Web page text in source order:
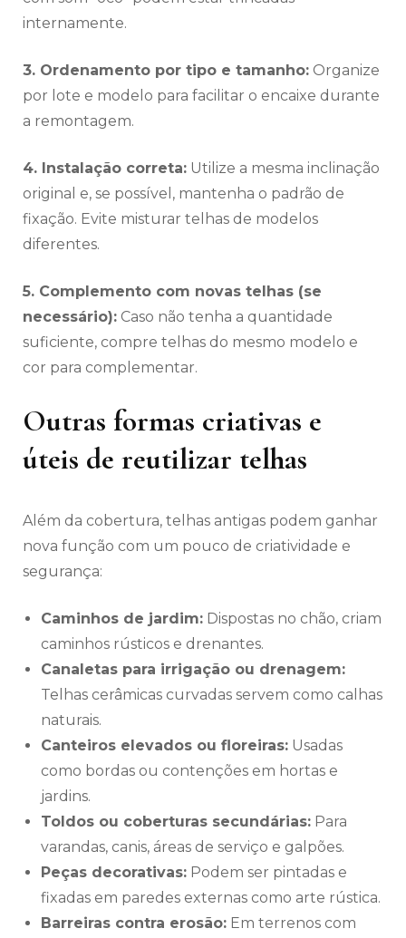
internamente.
3. Ordenamento por tipo e tamanho: Organize
por lote e modelo para facilitar o encaixe durante
a remontagem.
4. Instalação correta: Utilize a mesma inclinação
original e, se possível, mantenha o padrão de
fixação. Evite misturar telhas de modelos
diferentes.
5. Complemento com novas telhas (se
necessário): Caso não tenha a quantidade
suficiente, compre telhas do mesmo modelo e
cor para complementar.
Outras formas criativas e
úteis de reutilizar telhas
Além da cobertura, telhas antigas podem ganhar
nova função com um pouco de criatividade e
segurança:
Caminhos de jardim: Dispostas no chão, criam
caminhos rústicos e drenantes.
Canaletas para irrigação ou drenagem:
Telhas cerâmicas curvadas servem como calhas
naturais.
Canteiros elevados ou floreiras: Usadas
como bordas ou contenções em hortas e
jardins.
Toldos ou coberturas secundárias: Para
varandas, canis, áreas de serviço e galpões.
Peças decorativas: Podem ser pintadas e
fixadas em paredes externas como arte rústica.
Barreiras contra erosão: Em terrenos com